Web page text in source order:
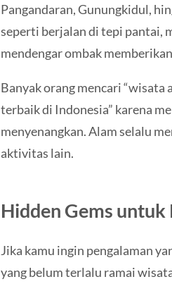
Pangandaran, Gunungkidul,
seperti berjalan di tepi pantai,
mendengar ombak
Banyak orang mencari “wisata
terbaik di Indonesia” karena
menyenangkan. Alam selalu
aktivitas lain.
Hidden Gems untuk
Jika kamu ingin pengalaman
yang belum terlalu ramai